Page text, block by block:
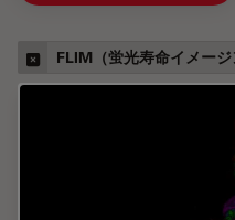
FLIM（蛍光寿命イメージ